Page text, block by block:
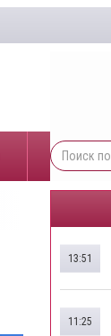
13:51
11:25